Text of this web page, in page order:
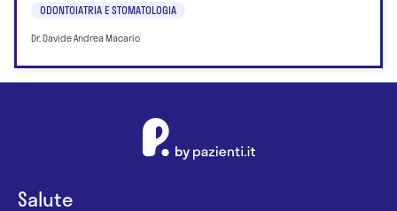
ODONTOIATRIA E STOMATOLOGIA
Dr. Davide Andrea Macario
Salute